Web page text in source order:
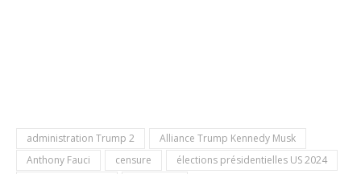
administration Trump 2
Alliance Trump Kennedy Musk
Anthony Fauci
censure
élections présidentielles US 2024